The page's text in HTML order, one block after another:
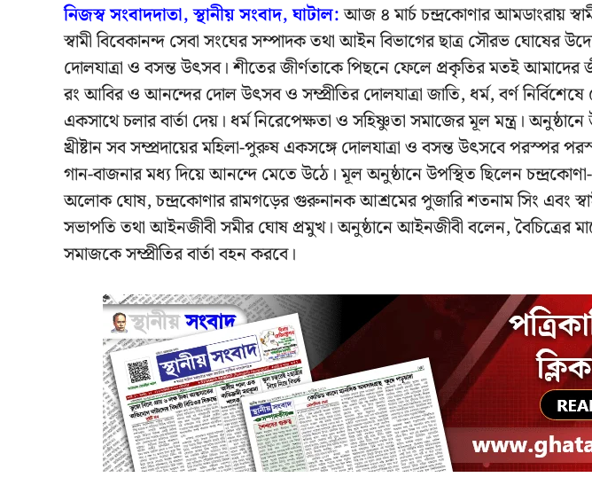
নিজস্ব সংবাদদাতা, স্থানীয় সংবাদ, ঘাটাল:আজ ৪ মার্চ চন্দ্রকোণার আমডাংরায়
স্বামী বিবেকানন্দ সেবা সংঘের সম্পাদক তথা আইন বিভাগের ছাত্র সৌরভ ঘোষের
দোলযাত্রা ও বসন্ত উৎসব। শীতের জীর্ণতাকে পিছনে ফেলে প্রকৃতির মতই
রং আবির ও আনন্দের দোল উৎসব ও সম্প্রীতির দোলযাত্রা জাতি, ধর্ম, বর্ণ
একসাথে চলার বার্তা দেয়। ধর্ম নিরেপেক্ষতা ও সহিষ্ণুতা সমাজের মূল মন্ত্র।
খ্রীষ্টান সব সম্প্রদায়ের মহিলা-পুরুষ একসঙ্গে দোলযাত্রা ও বসন্ত উৎসবে পরস্পর
গান-বাজনার মধ্য দিয়ে আনন্দে মেতে উঠে। মূল অনুষ্ঠানে উপস্থিত ছিলেন
অলোক ঘোষ, চন্দ্রকোণার রামগড়ের গুরুনানক আশ্রমের পুজারি শতনাম সিং এবং
সভাপতি তথা আইনজীবী সমীর ঘোষ প্রমুখ। অনুষ্ঠানে আইনজীবী বলেন, বৈচিত্রের
সমাজকে সম্প্রীতির বার্তা বহন করবে।